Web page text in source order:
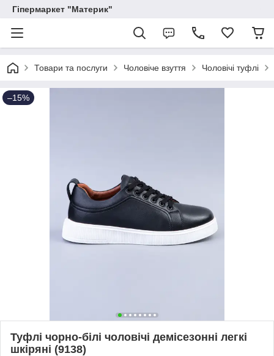
Гіпермаркет "Материк"
Товари та послуги Чоловіче взуття Чоловічі туфлі
–15%
Туфлі чорно-білі чоловічі демісезонні легкі
шкіряні (9138)